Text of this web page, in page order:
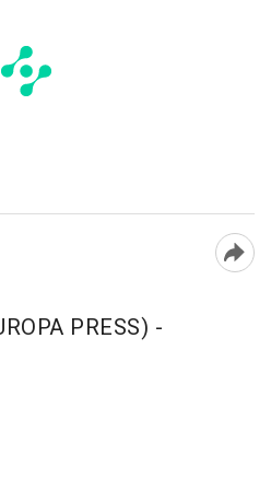
PRESS) -